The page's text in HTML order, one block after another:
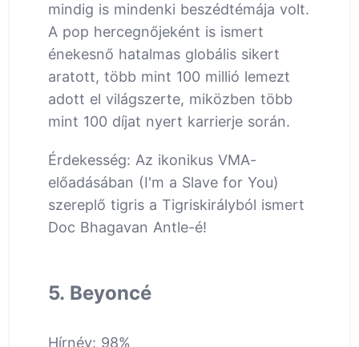
mindig is mindenki beszédtémája volt.
A pop hercegnőjeként is ismert
énekesnő hatalmas globális sikert
aratott, több mint 100 millió lemezt
adott el világszerte, miközben több
mint 100 díjat nyert karrierje során.
Érdekesség: Az ikonikus VMA-
előadásában (I'm a Slave for You)
szereplő tigris a Tigriskirályból ismert
Doc Bhagavan Antle-é!
5. Beyoncé
Hírnév: 98%